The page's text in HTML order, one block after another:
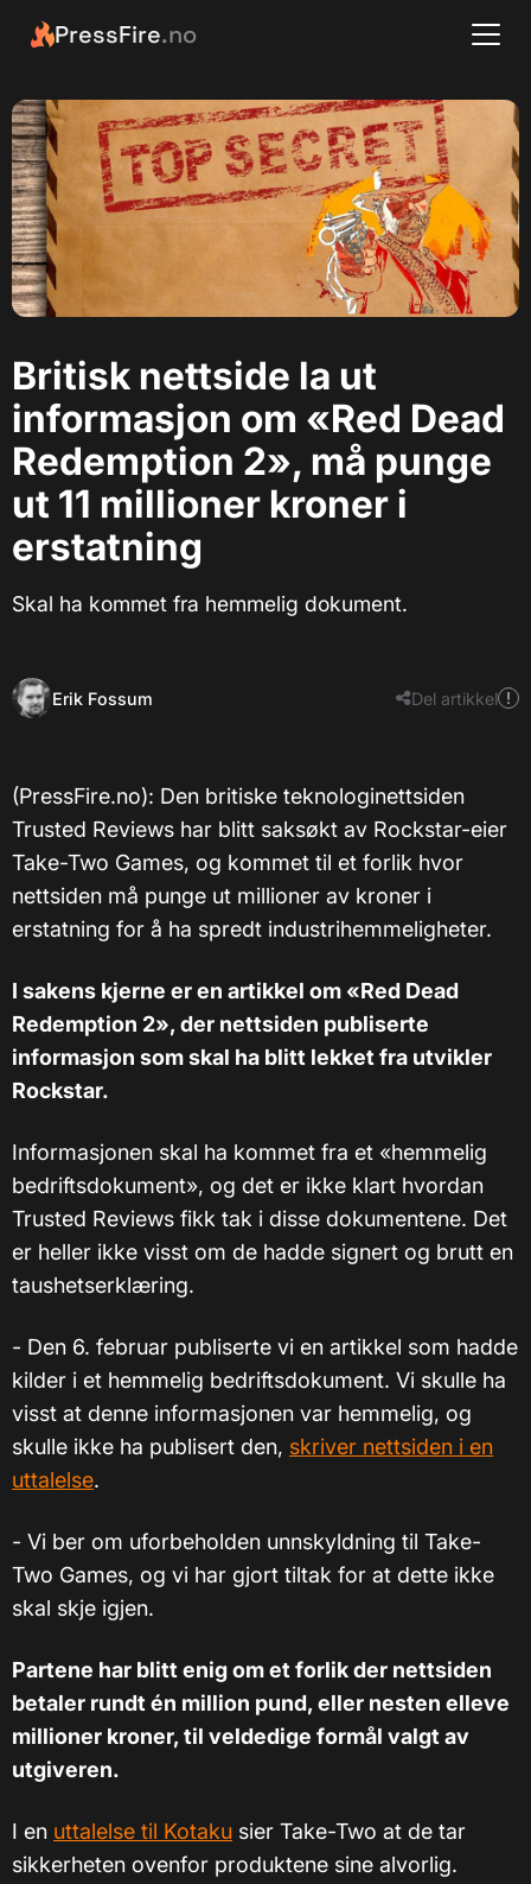
PressFire.no
Britisk nettside la ut
informasjon om «Red Dead
Redemption 2», må punge
ut 11 millioner kroner i
erstatning
Skal ha kommet fra hemmelig dokument.
Erik Fossum Del artikkel
(PressFire.no): Den britiske teknologinettsiden
Trusted Reviews har blitt saksøkt av Rockstar-eier
Take-Two Games, og kommet til et forlik hvor
nettsiden må punge ut millioner av kroner i
erstatning for å ha spredt industrihemmeligheter.
I sakens kjerne er en artikkel om «Red Dead
Redemption 2», der nettsiden publiserte
informasjon som skal ha blitt lekket fra utvikler
Rockstar.
Informasjonen skal ha kommet fra et «hemmelig
bedriftsdokument», og det er ikke klart hvordan
Trusted Reviews fikk tak i disse dokumentene. Det
er heller ikke visst om de hadde signert og brutt en
taushetserklæring.
- Den 6. februar publiserte vi en artikkel som hadde
kilder i et hemmelig bedriftsdokument. Vi skulle ha
visst at denne informasjonen var hemmelig, og
skulle ikke ha publisert den, skriver nettsiden i en
uttalelse.
- Vi ber om uforbeholden unnskyldning til Take-
Two Games, og vi har gjort tiltak for at dette ikke
skal skje igjen.
Partene har blitt enig om et forlik der nettsiden
betaler rundt én million pund, eller nesten elleve
millioner kroner, til veldedige formål valgt av
utgiveren.
I en uttalelse til Kotaku sier Take-Two at de tar
sikkerheten ovenfor produktene sine alvorlig.